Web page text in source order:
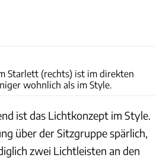
Starlett (rechts) ist im direkten
wohnlich als im Style.
ist das Lichtkonzept im Style.
über der Sitzgruppe spärlich,
zwei Lichtleisten an den